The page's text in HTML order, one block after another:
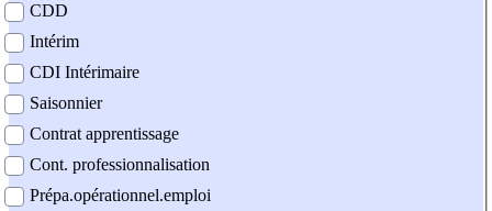
CDD
Intérim
CDI Intérimaire
Saisonnier
Contrat apprentissage
Cont. professionnalisation
Prépa.opérationnel.emploi